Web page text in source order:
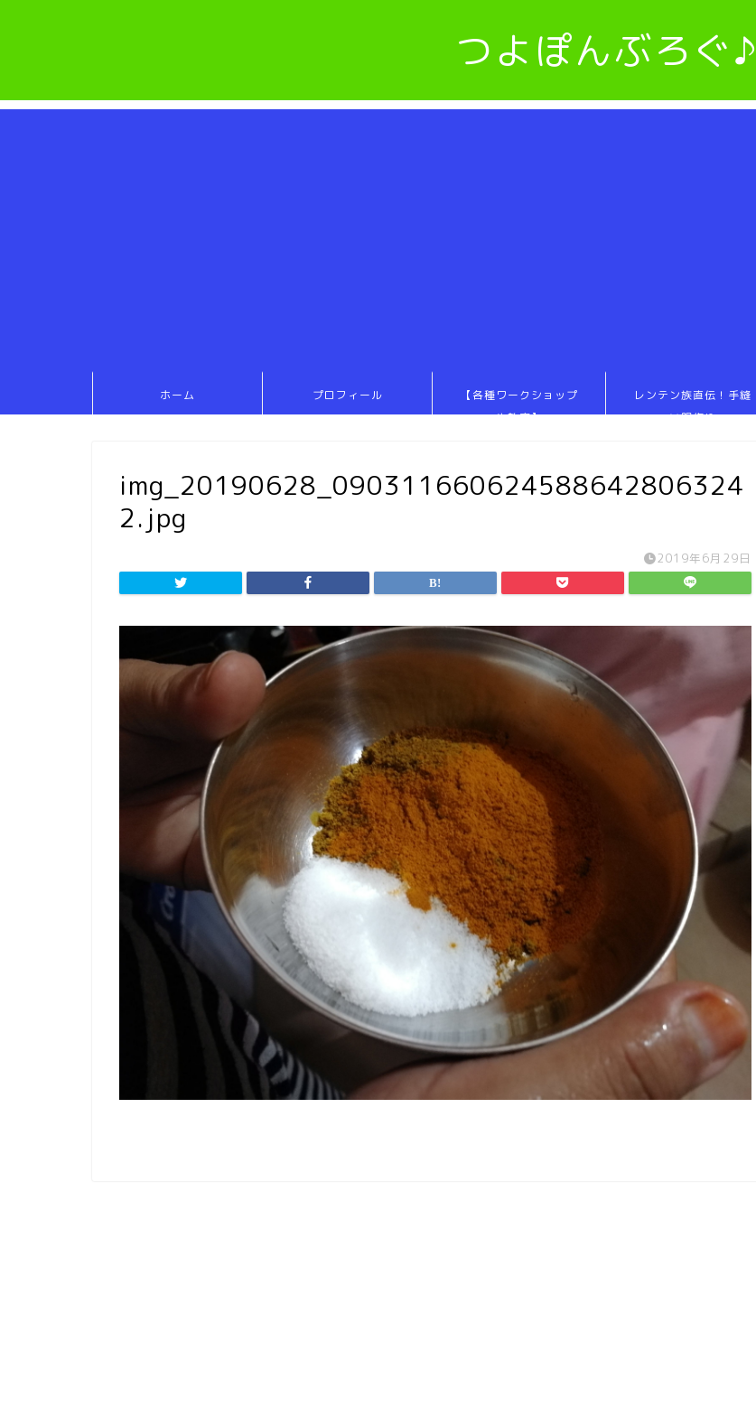
つよぽんぶろぐ♪
ホーム プロフィール
【各種ワークショップ
や教室】
レンテン族直伝！手縫
い服作り
img_20190628_090311660624588642806324
2.jpg
2019年6月29日